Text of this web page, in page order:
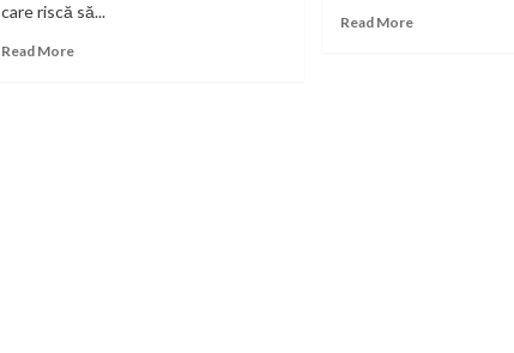
care riscă să...
Read MoreRead
Read MoreRead